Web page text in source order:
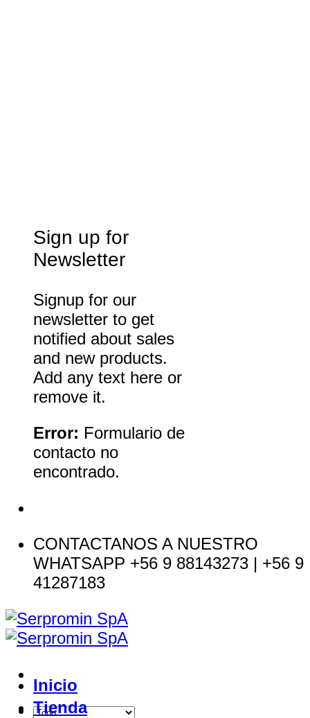
Sign up for
Newsletter
Signup for our
newsletter to get
notified about sales
and new products.
Add any text here or
remove it.
Error: Formulario de
contacto no
encontrado.
CONTACTANOS A NUESTRO
WHATSAPP +56 9 88143273 | +56 9
41287183
Inicio
Tienda